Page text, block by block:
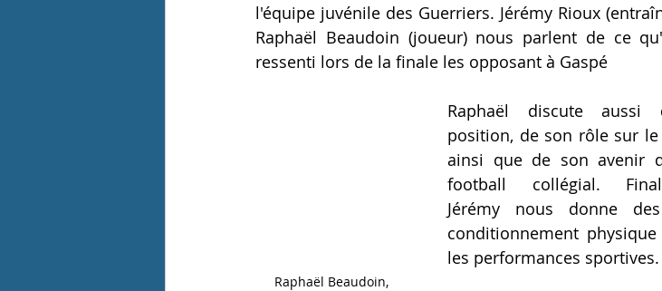
l'équipe juvénile des Guerriers. Jérémy Rioux
Raphaël Beaudoin (joueur) nous parlent de ce
ressenti lors de la finale les opposant à Gaspé
Raphaël Beaudoin,
Raphaël discute aussi
position, de son rôle sur
ainsi que de son avenir
football collégial.
Jérémy nous donne
conditionnement
les performances sportives.